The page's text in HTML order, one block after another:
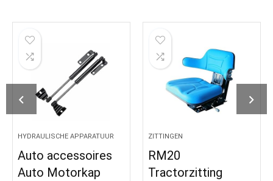
HYDRAULISCHE APPARATUUR
Auto accessoires
Auto Motorkap
ZITTINGEN
RM20
Tractorzitting